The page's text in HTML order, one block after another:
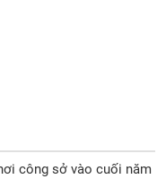
công sở vào cuối năm